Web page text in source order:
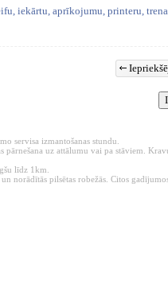
iekārtu, aprīkojumu, printeru,
servisa izmantošanas stundu.
uz attālumu vai pa stāviem.
līdz 1km.
norādītās pilsētas robežās. Citos